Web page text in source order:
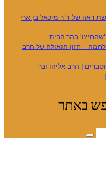
ראה של ד"ר מיכאל בן ארי
בהר הבית
– חזון הגאולה של הרב
| הרב אליהו ובר